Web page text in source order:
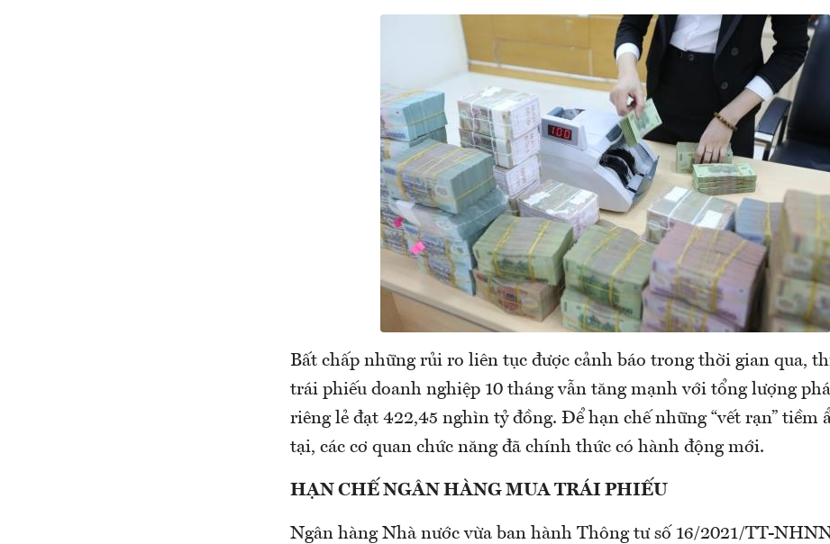
Bất chấp những rủi ro liên tục được cảnh báo trong thời gian qua,
trái phiếu doanh nghiệp 10 tháng vẫn tăng mạnh với tổng lượng
riêng lẻ đạt 422,45 nghìn tỷ đồng. Để hạn chế những “vết rạn” tiềm
tại, các cơ quan chức năng đã chính thức có hành động mới.
HẠN CHẾ NGÂN HÀNG MUA TRÁI PHIẾU
Ngân hàng Nhà nước vừa ban hành Thông tư số 16/2021/TT-